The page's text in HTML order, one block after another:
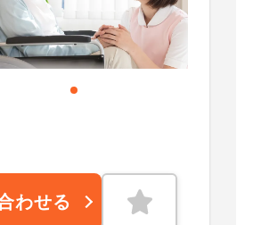
わせる